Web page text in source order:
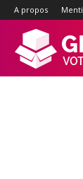
A propos